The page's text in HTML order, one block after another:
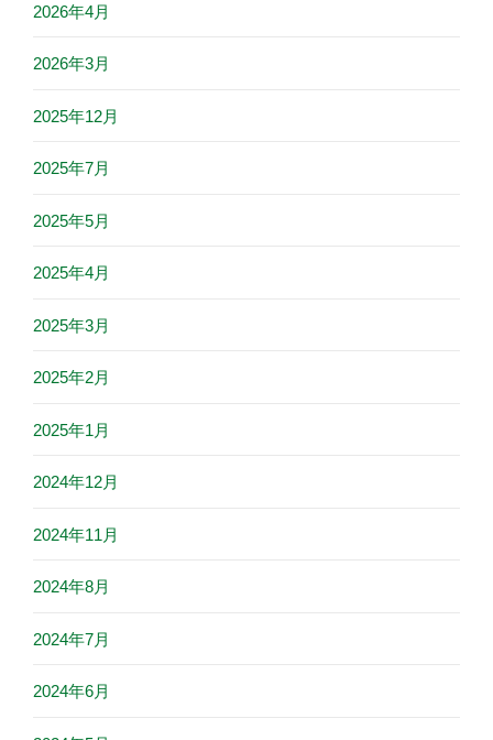
2026年4月
2026年3月
2025年12月
2025年7月
2025年5月
2025年4月
2025年3月
2025年2月
2025年1月
2024年12月
2024年11月
2024年8月
2024年7月
2024年6月